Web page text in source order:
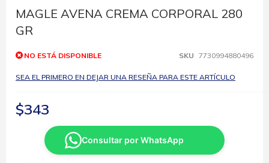
comienzo
de
la
de
imágenes
MAGLE AVENA CREMA CORPORAL 280
GR
NO ESTÁ DISPONIBLE SKU 7730994880496
SEA EL PRIMERO EN DEJAR UNA RESEÑA PARA ESTE ARTÍCULO
$343
Consultar por WhatsApp